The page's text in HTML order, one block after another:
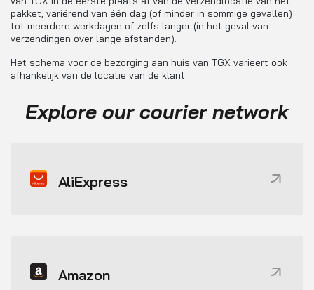
pakket, variërend van één dag (of minder in sommige gevallen)
tot meerdere werkdagen of zelfs langer (in het geval van
verzendingen over lange afstanden).
Het schema voor de bezorging aan huis van TGX varieert ook
afhankelijk van de locatie van de klant.
Explore our courier network
AliExpress
Amazon